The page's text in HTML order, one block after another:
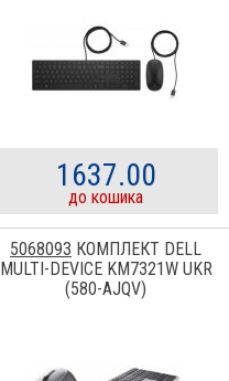
1637.00
до кошика
5068093 КОМПЛЕКТ DELL
MULTI-DEVICE KM7321W UKR
(580-AJQV)